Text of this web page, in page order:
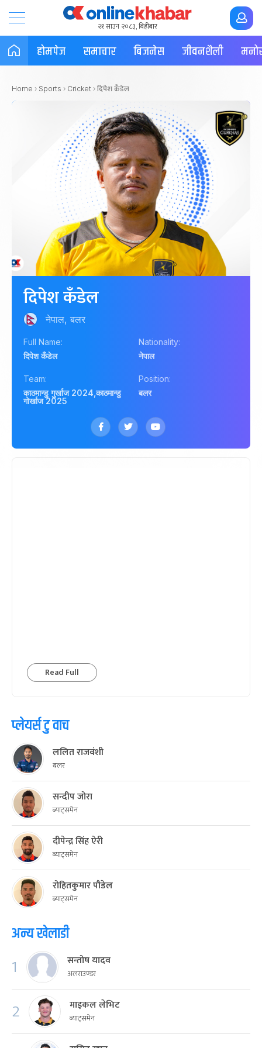
२१ साउन २०८३, बिहीबार
होमपेज समाचार बिजनेस जीवनशैली
Home › Sports › Cricket › दिपेश कँडेल
दिपेश कँडेल
नेपाल, बलर
Full Name:
दिपेश कँडेल
Nationality:
नेपाल
Team:
काठमान्डु गुर्खाज 2024 ,काठमान्डु
गोर्खाज 2025
Position:
बलर
Read Full
प्लेयर्स टु वाच
ललित राजवंशी
बलर
सन्दीप जोरा
ब्याट्समेन
दीपेन्द्र सिंह ऐरी
ब्याट्समेन
रोहितकुमार पौडेल
ब्याट्समेन
अन्य खेलाडी
1 सन्तोष यादव
अलराउण्डर
2 माइकल लेभिट
ब्याट्समेन